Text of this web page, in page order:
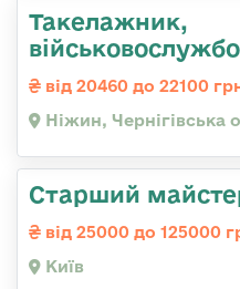
Такелажник,
від 20460 до 22100
Ніжин, Чернігівська
Старший
від 25000 до 125000
Київ